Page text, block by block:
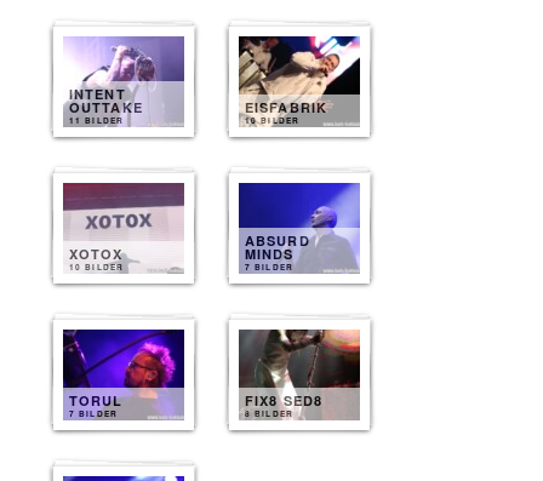
INTENT
OUTTAKE
11 BILDER
EISFABRIK
10 BILDER
XOTOX
10 BILDER
ABSURD
MINDS
7 BILDER
TORUL
7 BILDER
FIX8 SED8
8 BILDER